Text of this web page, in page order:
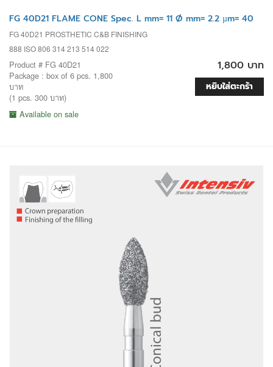
FG 40D21 FLAME CONE Spec. L mm= 11 Ø mm= 2.2 µm= 40
FG 40D21 PROSTHETIC C&B FINISHING
888 ISO 806 314 213 514 022
Product # FG 40D21
Package : box of 6 pcs. 1,800
บาท
(1 pcs. 300 บาท)
Available on sale
1,800 บาท
หยิบใส่ตะกร้า